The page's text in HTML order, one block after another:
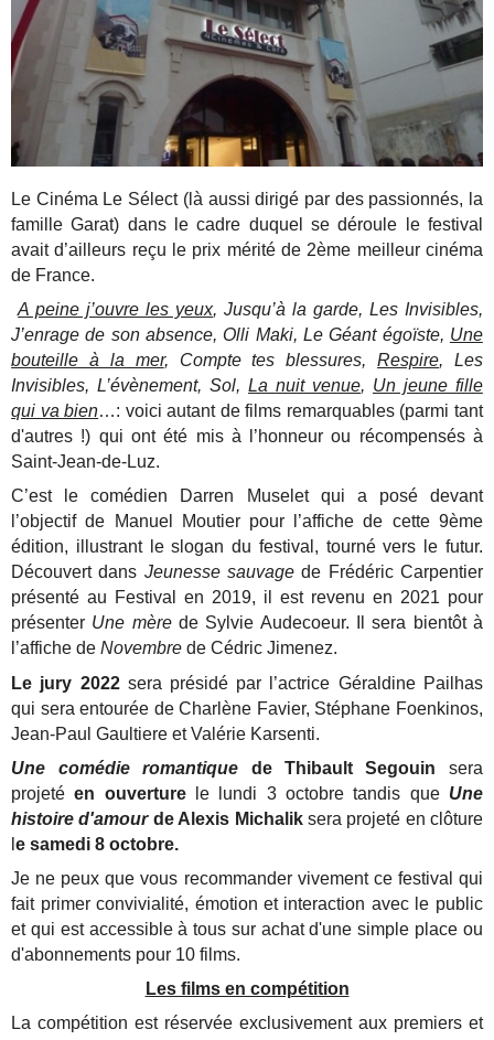
Le Cinéma Le Sélect (là aussi dirigé par des passionnés, la
famille Garat) dans le cadre duquel se déroule le festival
avait d’ailleurs reçu le prix mérité de 2ème meilleur cinéma
de France.
A peine j’ouvre les yeux, Jusqu’à la garde, Les Invisibles,
J’enrage de son absence, Olli Maki, Le Géant égoïste, Une
bouteille à la mer, Compte tes blessures,Respire, Les
Invisibles, L’évènement, Sol,La nuit venue, Un jeune fille
qui va bien…: voici autant de films remarquables (parmi tant
d'autres !) qui ont été mis à l’honneur ou récompensés à
Saint-Jean-de-Luz.
C’est le comédien Darren Muselet qui a posé devant
l’objectif de Manuel Moutier pour l’affiche de cette 9ème
édition, illustrant le slogan du festival, tourné vers le futur.
Découvert dans Jeunesse sauvage de Frédéric Carpentier
présenté au Festival en 2019, il est revenu en 2021 pour
présenter Une mèrede Sylvie Audecoeur. Il sera bientôt à
l’affiche deNovembrede Cédric Jimenez.
Le jury 2022sera présidé par l’actrice Géraldine Pailhas
qui sera entourée de Charlène Favier, Stéphane Foenkinos,
Jean-Paul Gaultiere et Valérie Karsenti.
Une comédie romantique de Thibault Segouin sera
projetéen ouverturele lundi 3 octobre tandis que Une
histoire d'amourde Alexis Michaliksera projeté en clôture
le samedi 8 octobre.
Je ne peux que vous recommander vivement ce festival qui
fait primer convivialité, émotion et interaction avec le public
et qui est accessible à tous sur achat d'une simple place ou
d'abonnements pour 10 films.
Les films en compétition
La compétition est réservée exclusivement aux premiers et